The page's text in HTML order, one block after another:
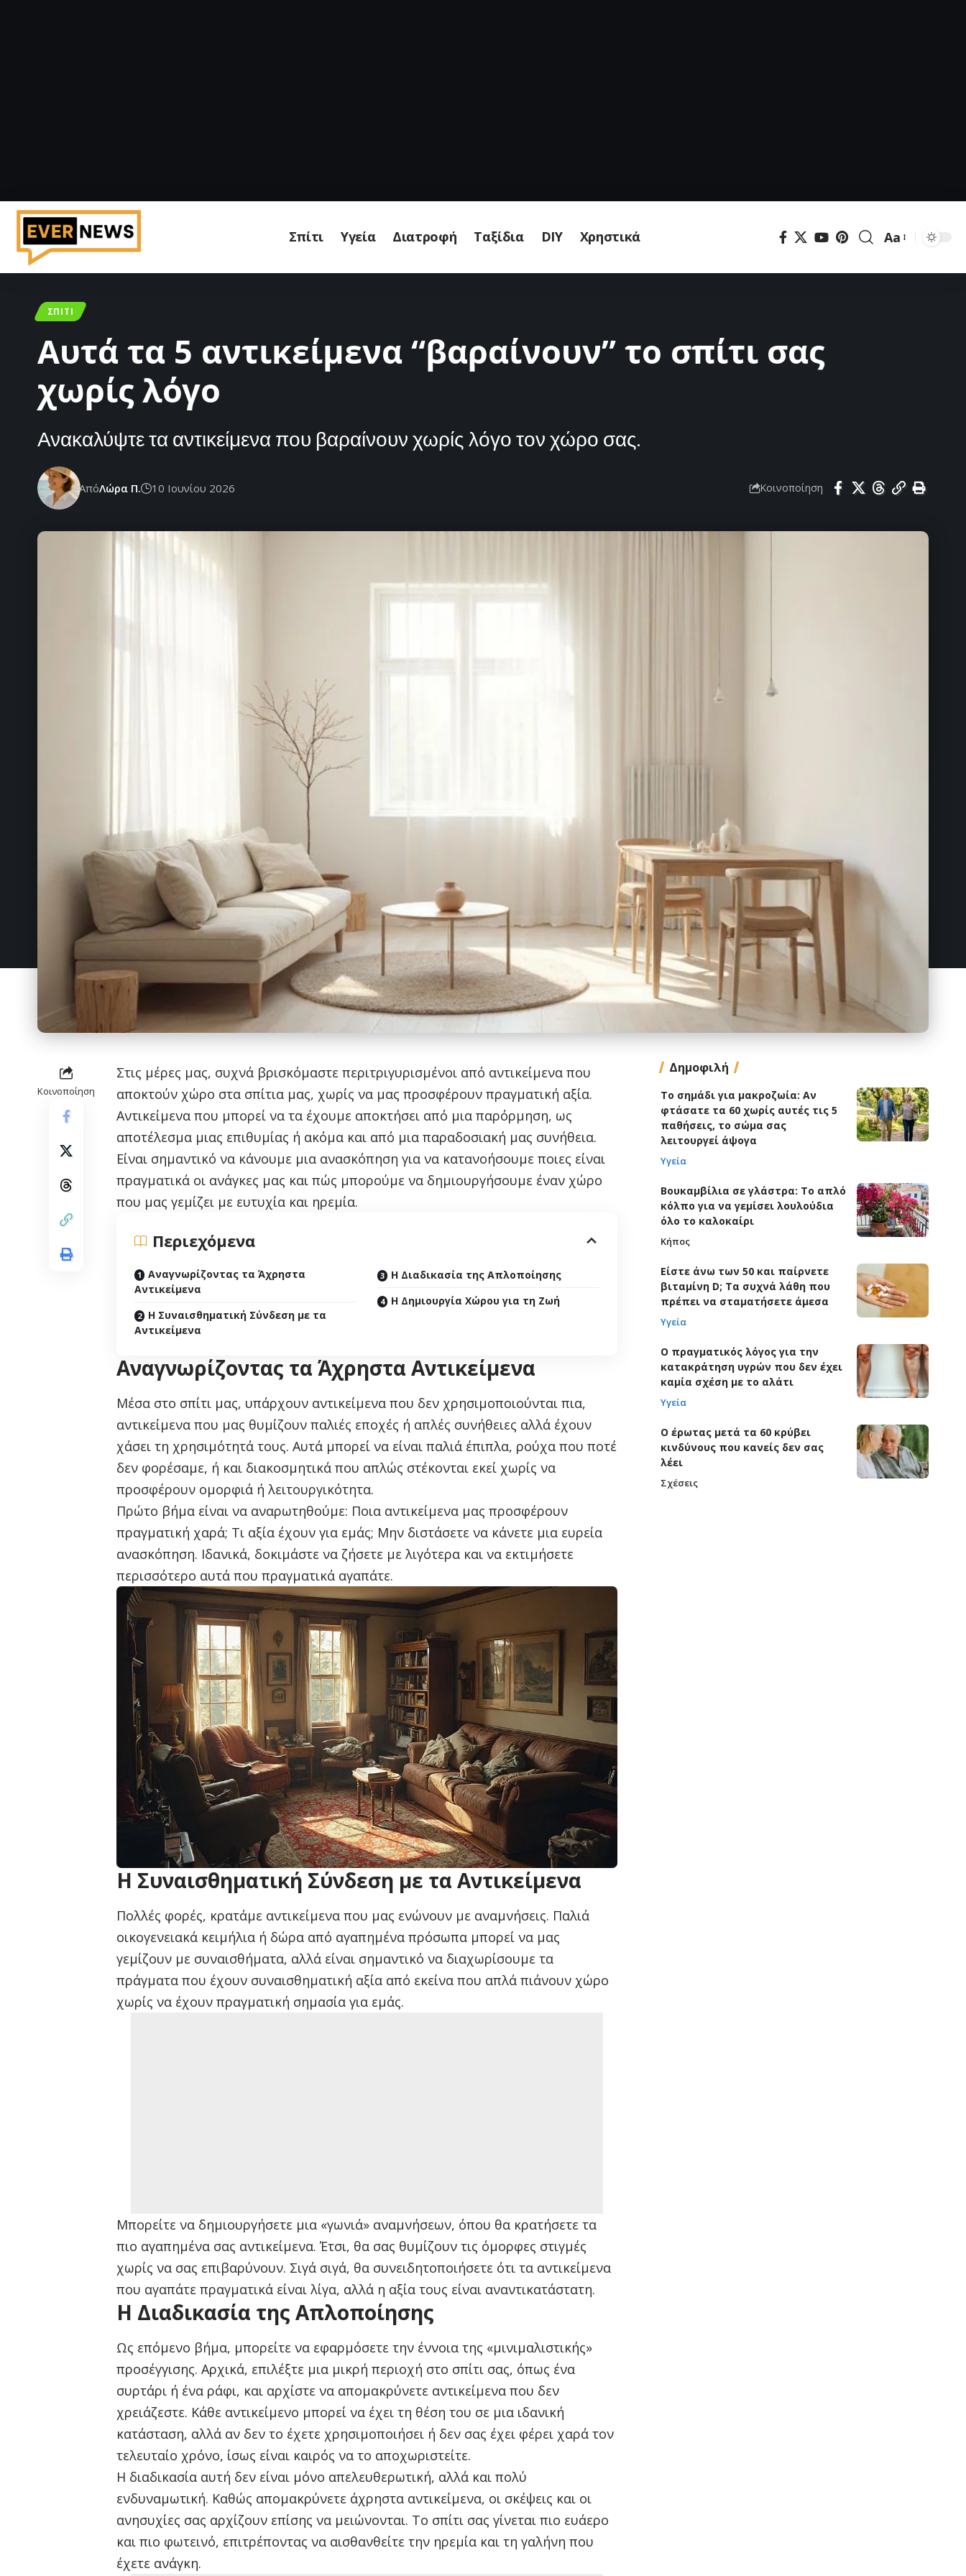
Σπίτι Υγεία Διατροφή Ταξίδια DIY Χρηστικά
Μεγέθυνση
Aa
ΣΠΊΤΙ
Αυτά τα 5 αντικείμενα “βαραίνουν” το σπίτι σας
χωρίς λόγο
Ανακαλύψτε τα αντικείμενα που βαραίνουν χωρίς λόγο τον χώρο σας.
ΑπόΛώρα Π. 10 Ιουνίου 2026 Κοινοποίηση
Κοινοποίηση
Στις μέρες μας, συχνά βρισκόμαστε περιτριγυρισμένοι από αντικείμενα που
αποκτούν χώρο στα σπίτια μας, χωρίς να μας προσφέρουν πραγματική αξία.
Αντικείμενα που μπορεί να τα έχουμε αποκτήσει από μια παρόρμηση, ως
αποτέλεσμα μιας επιθυμίας ή ακόμα και από μια παραδοσιακή μας συνήθεια.
Είναι σημαντικό να κάνουμε μια ανασκόπηση για να κατανοήσουμε ποιες είναι
πραγματικά οι ανάγκες μας και πώς μπορούμε να δημιουργήσουμε έναν χώρο
που μας γεμίζει με ευτυχία και ηρεμία.
Περιεχόμενα
Αναγνωρίζοντας τα Άχρηστα
Αντικείμενα
Η Συναισθηματική Σύνδεση με τα
Αντικείμενα
Η Διαδικασία της Απλοποίησης
Η Δημιουργία Χώρου για τη Ζωή
Αναγνωρίζοντας τα Άχρηστα Αντικείμενα
Μέσα στο σπίτι μας, υπάρχουν αντικείμενα που δεν χρησιμοποιούνται πια,
αντικείμενα που μας θυμίζουν παλιές εποχές ή απλές συνήθειες αλλά έχουν
χάσει τη χρησιμότητά τους. Αυτά μπορεί να είναι παλιά έπιπλα, ρούχα που ποτέ
δεν φορέσαμε, ή και διακοσμητικά που απλώς στέκονται εκεί χωρίς να
προσφέρουν ομορφιά ή λειτουργικότητα.
Πρώτο βήμα είναι να αναρωτηθούμε: Ποια αντικείμενα μας προσφέρουν
πραγματική χαρά; Τι αξία έχουν για εμάς; Μην διστάσετε να κάνετε μια ευρεία
ανασκόπηση. Ιδανικά, δοκιμάστε να ζήσετε με λιγότερα και να εκτιμήσετε
περισσότερο αυτά που πραγματικά αγαπάτε.
Η Συναισθηματική Σύνδεση με τα Αντικείμενα
Πολλές φορές, κρατάμε αντικείμενα που μας ενώνουν με αναμνήσεις. Παλιά
οικογενειακά κειμήλια ή δώρα από αγαπημένα πρόσωπα μπορεί να μας
γεμίζουν με συναισθήματα, αλλά είναι σημαντικό να διαχωρίσουμε τα
πράγματα που έχουν συναισθηματική αξία από εκείνα που απλά πιάνουν χώρο
χωρίς να έχουν πραγματική σημασία για εμάς.
Μπορείτε να δημιουργήσετε μια «γωνιά» αναμνήσεων, όπου θα κρατήσετε τα
πιο αγαπημένα σας αντικείμενα. Έτσι, θα σας θυμίζουν τις όμορφες στιγμές
χωρίς να σας επιβαρύνουν. Σιγά σιγά, θα συνειδητοποιήσετε ότι τα αντικείμενα
που αγαπάτε πραγματικά είναι λίγα, αλλά η αξία τους είναι αναντικατάστατη.
Η Διαδικασία της Απλοποίησης
Ως επόμενο βήμα, μπορείτε να εφαρμόσετε την έννοια της «μινιμαλιστικής»
προσέγγισης. Αρχικά, επιλέξτε μια μικρή περιοχή στο σπίτι σας, όπως ένα
συρτάρι ή ένα ράφι, και αρχίστε να απομακρύνετε αντικείμενα που δεν
χρειάζεστε. Κάθε αντικείμενο μπορεί να έχει τη θέση του σε μια ιδανική
κατάσταση, αλλά αν δεν το έχετε χρησιμοποιήσει ή δεν σας έχει φέρει χαρά τον
τελευταίο χρόνο, ίσως είναι καιρός να το αποχωριστείτε.
Η διαδικασία αυτή δεν είναι μόνο απελευθερωτική, αλλά και πολύ
ενδυναμωτική. Καθώς απομακρύνετε άχρηστα αντικείμενα, οι σκέψεις και οι
ανησυχίες σας αρχίζουν επίσης να μειώνονται. Το σπίτι σας γίνεται πιο ευάερο
και πιο φωτεινό, επιτρέποντας να αισθανθείτε την ηρεμία και τη γαλήνη που
έχετε ανάγκη.
Δημοφιλή
Το σημάδι για μακροζωία: Αν
φτάσατε τα 60 χωρίς αυτές τις 5
παθήσεις, το σώμα σας
λειτουργεί άψογα
Υγεία
Βουκαμβίλια σε γλάστρα: Το απλό
κόλπο για να γεμίσει λουλούδια
όλο το καλοκαίρι
Κήπος
Είστε άνω των 50 και παίρνετε
βιταμίνη D; Τα συχνά λάθη που
πρέπει να σταματήσετε άμεσα
Υγεία
Ο πραγματικός λόγος για την
κατακράτηση υγρών που δεν έχει
καμία σχέση με το αλάτι
Υγεία
Ο έρωτας μετά τα 60 κρύβει
κινδύνους που κανείς δεν σας
λέει
Σχέσεις